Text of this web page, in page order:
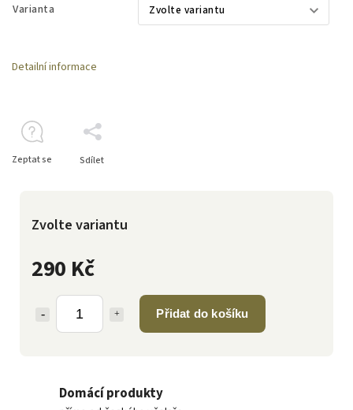
Varianta
290 Kč
Přidat do košíku
Zvolte variantu
Detailní informace
Zeptat se Sdílet
Domácí produkty